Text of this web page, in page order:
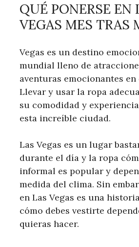
QUÉ PONERSE EN
VEGAS MES TRAS
Vegas es un destino
mundial lleno de
aventuras emocionantes en
Llevar y usar la ropa
su comodidad y
esta increíble ciudad.
Las Vegas es un lugar
durante el día y la ropa
informal es popular y
medida del clima. Sin
en Las Vegas es una
cómo debes vestirte
quieras hacer.